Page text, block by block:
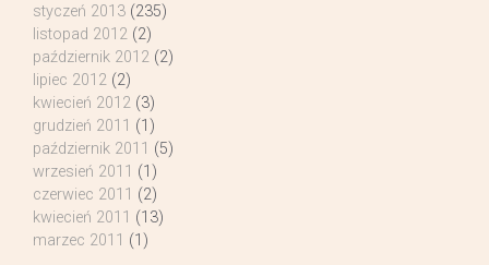
styczeń 2013 (235)
listopad 2012 (2)
październik 2012 (2)
lipiec 2012 (2)
kwiecień 2012 (3)
grudzień 2011 (1)
październik 2011 (5)
wrzesień 2011 (1)
czerwiec 2011 (2)
kwiecień 2011 (13)
marzec 2011 (1)